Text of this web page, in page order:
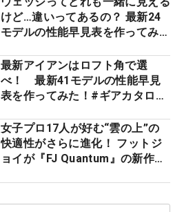
けど…違いってあるの？ 最新24
モデルの性能早見表を作ってみ
最新アイアンはロフト角で選
べ！ 最新41モデルの性能早見
表を作ってみた！#ギアカタログ
女子プロ17人が好む“雲の上”の
快適性がさらに進化！ フットジ
ョイが『FJ Quantum』の新作を